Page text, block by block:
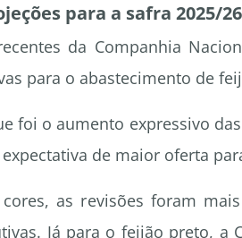
para a safra 2025/26
da Companhia
para o abastecimento de
foi o aumento expressivo
de maior oferta
as revisões foram
Já para o feijão preto, a